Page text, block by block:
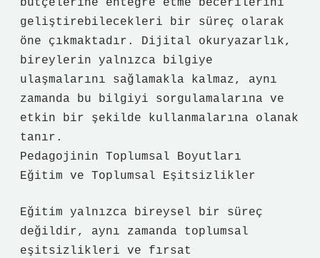
bütçelerine entegre etme becerilerini
geliştirebilecekleri bir süreç olarak
öne çıkmaktadır. Dijital okuryazarlık,
bireylerin yalnızca bilgiye
ulaşmalarını sağlamakla kalmaz, aynı
zamanda bu bilgiyi sorgulamalarına ve
etkin bir şekilde kullanmalarına olanak
tanır.
Pedagojinin Toplumsal Boyutları
Eğitim ve Toplumsal Eşitsizlikler
Eğitim yalnızca bireysel bir süreç
değildir, aynı zamanda toplumsal
eşitsizlikleri ve fırsat